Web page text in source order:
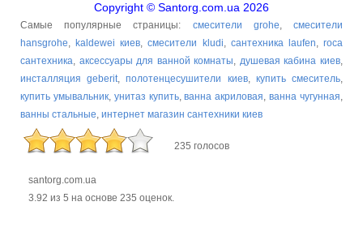
Copyright © Santorg.com.ua 2026
Самые популярные страницы: смесители grohe,смесители
hansgrohe, kaldewei киев,смесители kludi, сантехника laufen,roca
сантехника, аксессуары для ванной комнаты, душевая кабина киев,
инсталляция geberit,полотенцесушители киев, купить смеситель,
купить умывальник, унитаз купить,ванна акриловая,ванна чугунная,
ванны стальные, интернет магазин сантехники киев
235 голосов
santorg.com.ua
3.92 из 5 на основе 235 оценок.